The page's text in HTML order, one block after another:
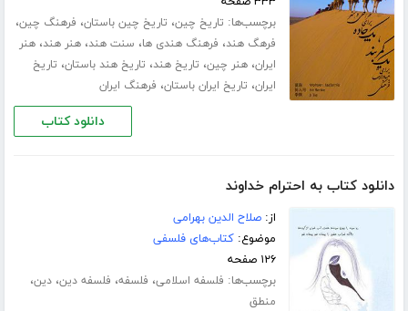
برچسب‌ها: تاریخ چین، تاریخ چین باستان، فرهنگ چین،
فرهگ هند، فرهنگ هندی ها، سنت هند،هنر هند،هنر
ایران،هنر چین، تاریخ هند، تاریخ هند باستان، تاریخ
ایران، تاریخ ایران باستان، فرهنگ ایران
دانلود کتاب
دانلود کتاب به احترام خداوند
از:صلاح الدین بهرامی
موضوع:کتاب‌های فلسفی
۱۲۶ صفحه
برچسب‌ها: فلسفه اسلامی، فلسفه، فلسفه دین،دین،
منطق